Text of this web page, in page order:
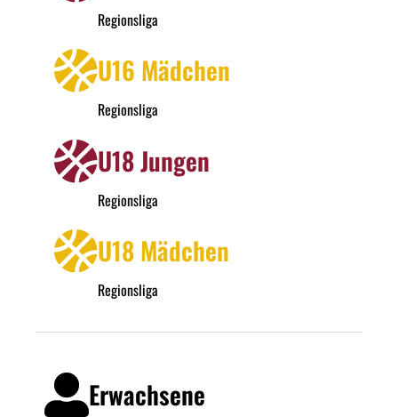
Regionsliga
U16 Mädchen
Regionsliga
U18 Jungen
Regionsliga
U18 Mädchen
Regionsliga
Erwachsene